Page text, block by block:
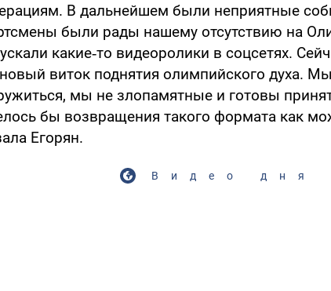
В дальнейшем были неприятные
были рады нашему отсутствию на
какие‑то видеоролики в соцсетях.
виток поднятия олимпийского духа.
мы не злопамятные и готовы
бы возвращения такого формата как
Егорян.
Видео дня